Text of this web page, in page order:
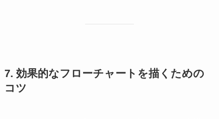
7. 効果的なフローチャートを描くための
コツ